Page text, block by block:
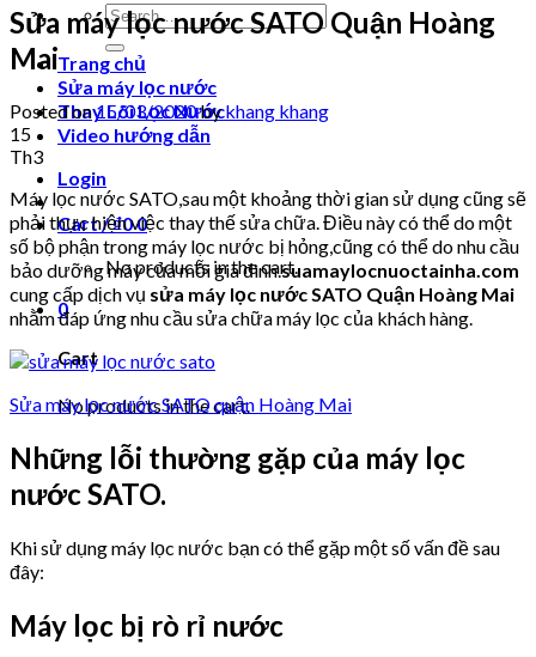
Search
for:
Trang chủ
Sửa máy lọc nước
Thay Lõi Lọc Nước
Video hướng dẫn
Login
Cart /₫00
No products in the cart.
0
Cart
No products in the cart.
Sửa máy lọc nước SATO Quận Hoàng
Mai
Posted on15/03/2020bykhang khang
15
Th3
Máy lọc nước SATO,sau một khoảng thời gian sử dụng cũng sẽ
phải thực hiện việc thay thế sửa chữa. Điều này có thể do một
số bộ phận trong máy lọc nước bị hỏng,cũng có thể do nhu cầu
bảo dưỡng máy của mỗi gia đình.suamaylocnuoctainha.com
cung cấp dịch vụ sửa máy lọc nước SATO Quận Hoàng Mai
nhằm đáp ứng nhu cầu sửa chữa máy lọc của khách hàng.
Sửa máy lọc nước SATO quận Hoàng Mai
Những lỗi thường gặp của máy lọc
nước SATO.
Khi sử dụng máy lọc nước bạn có thể gặp một số vấn đề sau
đây:
Máy lọc bị rò rỉ nước